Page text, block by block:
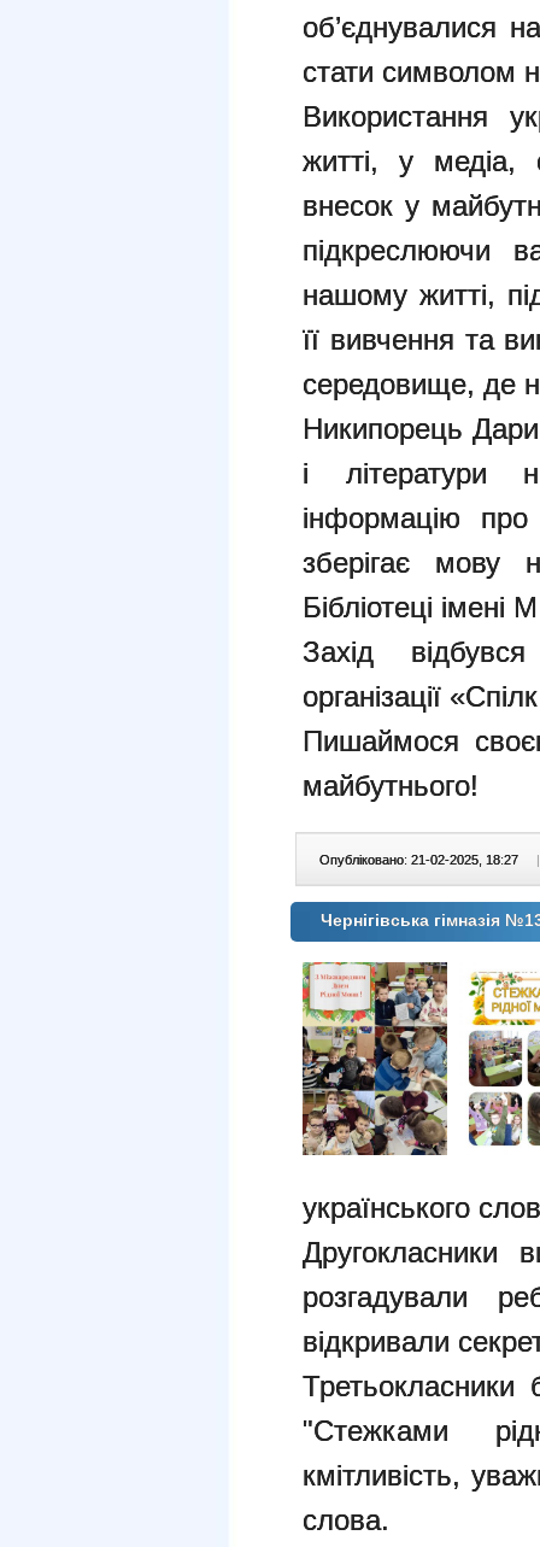
об’єднувалися
стати символом
Використання
житті, у медіа,
внесок у
підкреслюючи
нашому житті,
її вивчення та
середовище, де
Никипорець
і літератури
інформацію
зберігає мову
Бібліотеці
Захід
організації
Пишаймося
майбутнього!
Опубліковано: 21-02-2025, 18:27 |
Чернігівська гімназія
українського
Другокласники
розгадували
відкривали
Третьокласники
"Стежками
кмітливість,
слова.